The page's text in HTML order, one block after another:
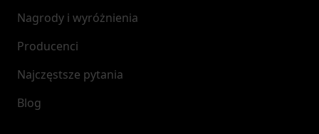
Nagrody i wyróżnienia
Producenci
Najczęstsze pytania
Blog